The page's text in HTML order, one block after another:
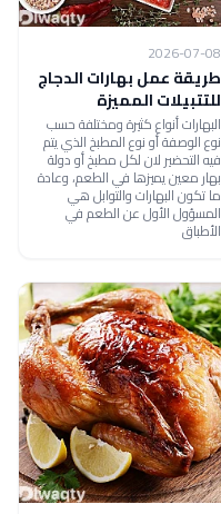
2026-07-08
طريقة عمل بهارات الدجاج
للتتبيلات المميزة
البهارات أنواع كثيرة ومختلفة حسب
نوع الوصفة أو نوع المطبخ الذي يتم
فيه التحضير لان لكل مطبخ أو دولة
بهار معين يميزها في الطعم، وعادة
ما تكون البهارات والتوابل هي
المسؤول الأول عن الطعم في
الأطباق